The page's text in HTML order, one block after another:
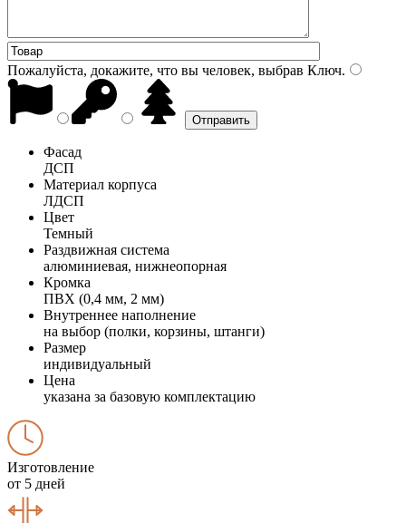
Пожалуйста, докажите, что вы человек, выбрав Ключ.
Фасад
ДСП
Материал корпуса
ЛДСП
Цвет
Темный
Раздвижная система
алюминиевая, нижнеопорная
Кромка
ПВХ (0,4 мм, 2 мм)
Внутреннее наполнение
на выбор (полки, корзины, штанги)
Размер
индивидуальный
Цена
указана за базовую комплектацию
Изготовление
от 5 дней